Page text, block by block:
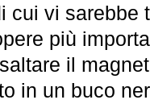
cui vi sarebbe
più
il
in un buco